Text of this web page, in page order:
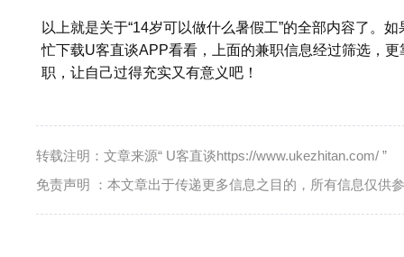
以上就是关于“14岁可以做什么暑假工”的全部内容了。
忙下载U客直谈APP看看，上面的兼职信息经过筛选，
职，让自己过得充实又有意义吧！
转载注明：文章来源“ U客直谈https://www.ukezhitan.com/ ”
免责声明 ：本文章出于传递更多信息之目的，所有信息仅供